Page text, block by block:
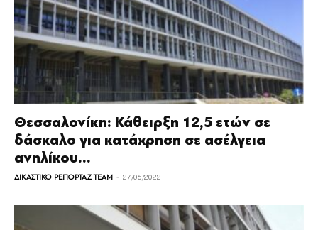
Θεσσαλονίκη: Κάθειρξη 12,5 ετών σε
δάσκαλο για κατάχρηση σε ασέλγεια
ανηλίκου...
ΔΙΚΑΣΤΙΚΟ ΡΕΠΟΡΤΑΖ TEAM - 27/06/2022